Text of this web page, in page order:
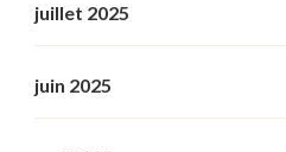
juillet 2025
juin 2025